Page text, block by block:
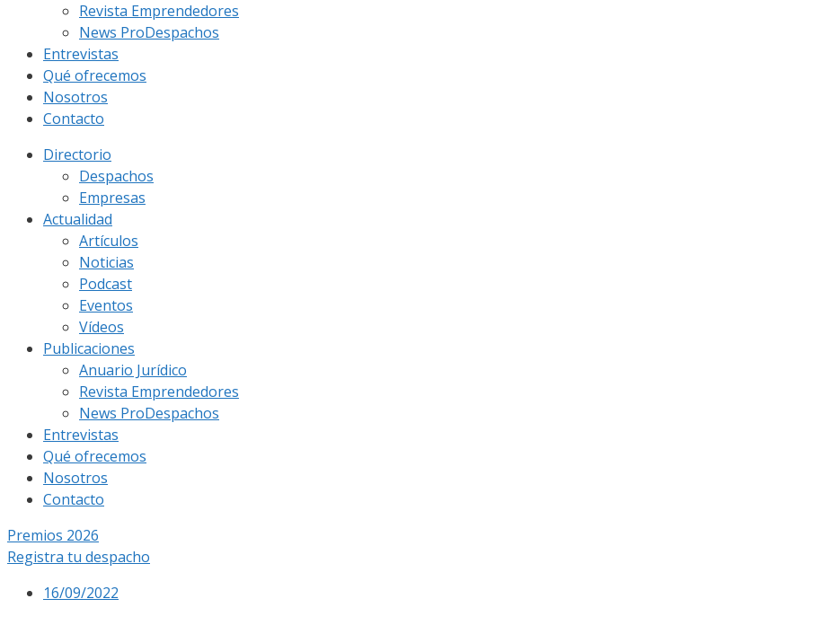
Revista Emprendedores
News ProDespachos
Entrevistas
Qué ofrecemos
Nosotros
Contacto
Directorio
Despachos
Empresas
Actualidad
Artículos
Noticias
Podcast
Eventos
Vídeos
Publicaciones
Anuario Jurídico
Revista Emprendedores
News ProDespachos
Entrevistas
Qué ofrecemos
Nosotros
Contacto
Premios 2026
Registra tu despacho
16/09/2022